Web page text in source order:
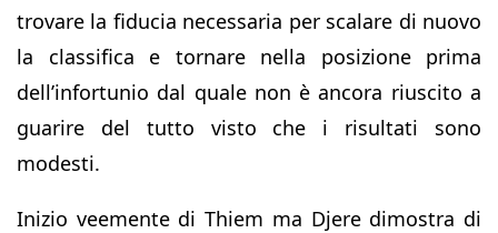
trovare la fiducia necessaria per scalare di nuovo
la classifica e tornare nella posizione prima
dell’infortunio dal quale non è ancora riuscito a
guarire del tutto visto che i risultati sono
modesti.
Inizio veemente di Thiem ma Djere dimostra di